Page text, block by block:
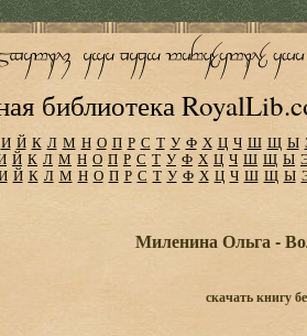
библиотека
И Й К Л М Н О П Р С Т У Ф Х Ц Ч Ш Щ Ы
Й К Л М Н О П Р С Т У Ф Х Ц Ч Ш Щ Ы
Й К Л М Н О П Р С Т У Ф Х Ц Ч Ш Щ Ы
Миленина Ольга -
скачать книгу